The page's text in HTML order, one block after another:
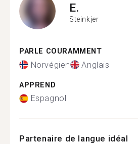
E.
Steinkjer
PARLE COURAMMENT
Norvégien Anglais
APPREND
Espagnol
Partenaire de langue idéal